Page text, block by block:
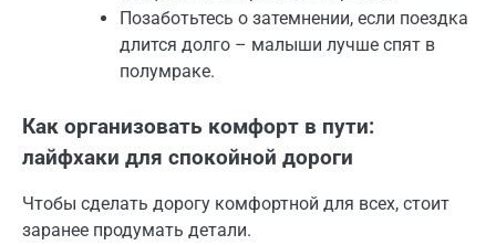
Позаботьтесь о затемнении, если поездка
длится долго – малыши лучше спят в
полумраке.
Как организовать комфорт в пути:
лайфхаки для спокойной дороги
Чтобы сделать дорогу комфортной для всех, стоит
заранее продумать детали.